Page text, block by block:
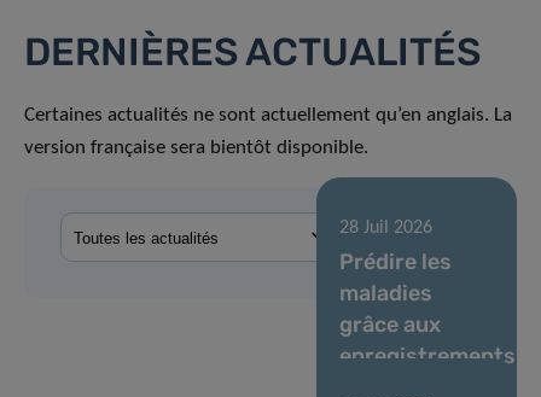
DERNIÈRES ACTUALITÉS
Certaines actualités ne sont actuellement qu’en anglais. La
version française sera bientôt disponible.
28 Juil 2026
Prédire les
maladies
grâce aux
enregistrements